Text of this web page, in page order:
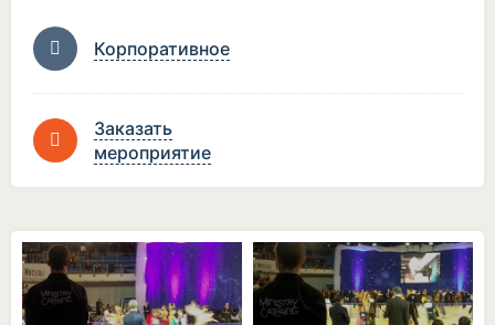
Корпоративное
Заказать
мероприятие